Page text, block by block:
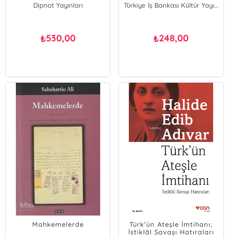
Dipnot Yayınları
₺530,00
Türkiye İş Bankası Kültür Yayınları
₺248,00
Mahkemelerde
Türk'ün Ateşle İmtihanı;
İstiklâl Savaşı Hatıraları